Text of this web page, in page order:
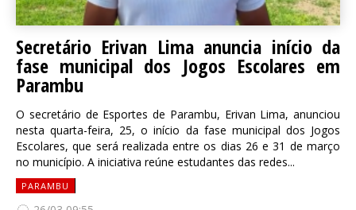
Secretário Erivan Lima anuncia início da
fase municipal dos Jogos Escolares em
Parambu
O secretário de Esportes de Parambu, Erivan Lima, anunciou
nesta quarta-feira, 25, o início da fase municipal dos Jogos
Escolares, que será realizada entre os dias 26 e 31 de março
no município. A iniciativa reúne estudantes das redes...
PARAMBU